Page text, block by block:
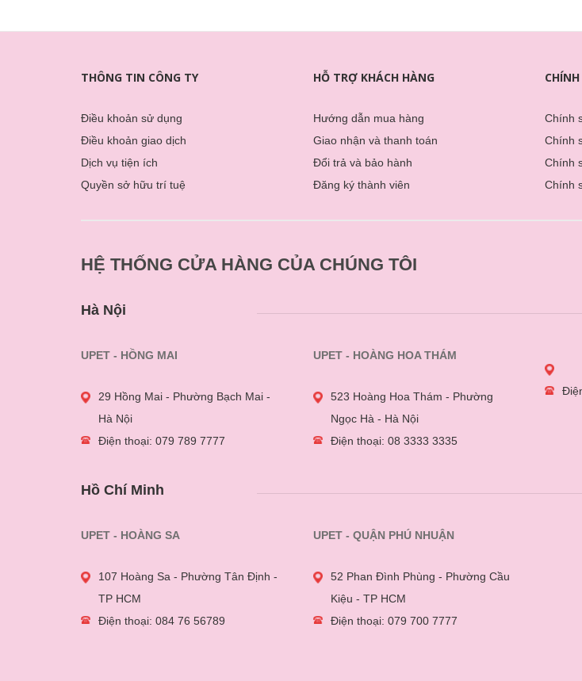
THÔNG TIN CÔNG TY
Điều khoản sử dụng
Điều khoản giao dịch
Dịch vụ tiện ích
Quyền sở hữu trí tuệ
HỖ TRỢ KHÁCH HÀNG
Hướng dẫn mua hàng
Giao nhận và thanh toán
Đổi trả và bảo hành
Đăng ký thành viên
Chính
Chính
Chính
Chính
HỆ THỐNG CỬA HÀNG CỦA CHÚNG TÔI
Hà Nội
UPET - HỒNG MAI
29 Hồng Mai - Phường Bạch Mai -
Hà Nội
Điện thoại: 079 789 7777
UPET - HOÀNG HOA THÁM
523 Hoàng Hoa Thám - Phường
Ngọc Hà - Hà Nội
Điện thoại: 08 3333 3335
Hồ Chí Minh
UPET - HOÀNG SA
107 Hoàng Sa - Phường Tân Định -
TP HCM
Điện thoại: 084 76 56789
UPET - QUẬN PHÚ NHUẬN
52 Phan Đình Phùng - Phường Cầu
Kiệu - TP HCM
Điện thoại: 079 700 7777